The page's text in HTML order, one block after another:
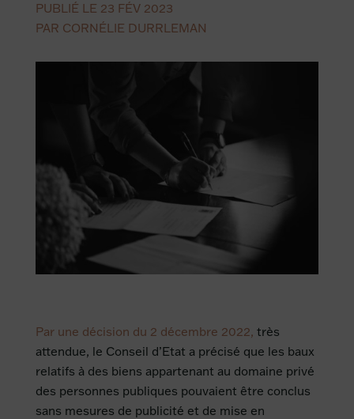
PUBLIÉ LE 23 FÉV 2023
PAR CORNÉLIE DURRLEMAN
Par une décision du 2 décembre 2022, très
attendue, le Conseil d’Etat a précisé que les baux
relatifs à des biens appartenant au domaine privé
des personnes publiques pouvaient être conclus
sans mesures de publicité et de mise en